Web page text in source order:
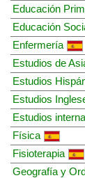
Educación
Educación
Enfermería
Estudios de
Estudios
Estudios
Estudios
Física
Fisioterapia
Geografía y